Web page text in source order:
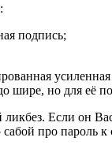
подпись;
шире, но для её
ликбез. Если он
про пароль